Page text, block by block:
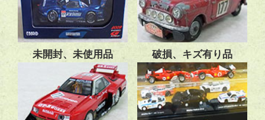
未開封、未使用品 破損、キズ有り品